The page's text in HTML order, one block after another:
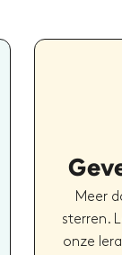
Meer
sterren.
onze